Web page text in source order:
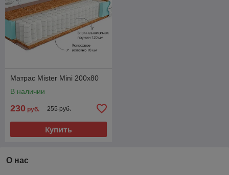
Матрас Mister Mini 200х80
В наличии
230 руб. 255 руб.
Купить
О нас